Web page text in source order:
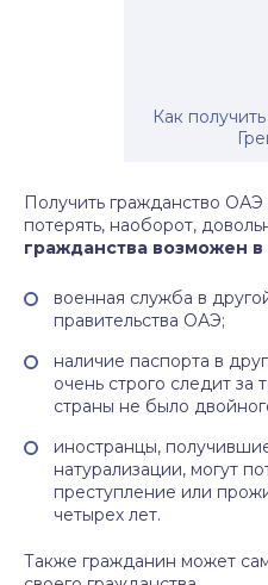
Как
Получить гражданство ОАЭ
потерять, наоборот,
гражданства возможен
военная служба в
правительства ОАЭ;
наличие паспорта в
очень строго следит за
страны не было
иностранцы,
натурализации, могут
преступление или
четырех лет.
Также гражданин может